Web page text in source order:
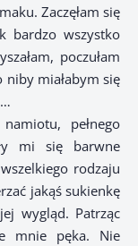
Zaczęłam się
bardzo wszystko
poczułam
niby miałabym się
pełnego
mi się barwne
rodzaju
jakąś sukienkę
wygląd. Patrząc
mnie pęka. Nie